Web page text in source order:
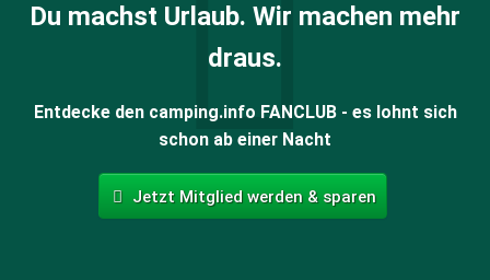
Du machst Urlaub. Wir machen mehr
draus.
Entdecke den camping.info FANCLUB - es lohnt sich
schon ab einer Nacht
Jetzt Mitglied werden & sparen